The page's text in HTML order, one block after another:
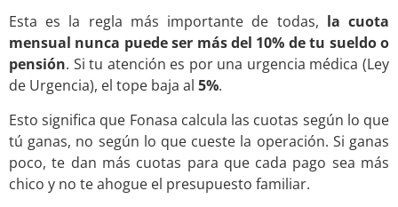
Esta es la regla más importante de todas, la cuota
mensual nunca puede ser más del 10% de tu sueldo o
pensión. Si tu atención es por una urgencia médica (Ley
de Urgencia), el tope baja al 5%.
Esto significa que Fonasa calcula las cuotas según lo que
tú ganas, no según lo que cueste la operación. Si ganas
poco, te dan más cuotas para que cada pago sea más
chico y no te ahogue el presupuesto familiar.